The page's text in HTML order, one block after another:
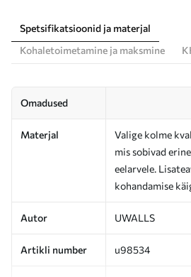
Spetsifikatsioonid ja materjal
Kohaletoimetamine ja maksmine
Omadused
Materjal
Valige kolme
mis sobivad
eelarvele.
kohandamise
Autor UWALLS
Artikli number u98534